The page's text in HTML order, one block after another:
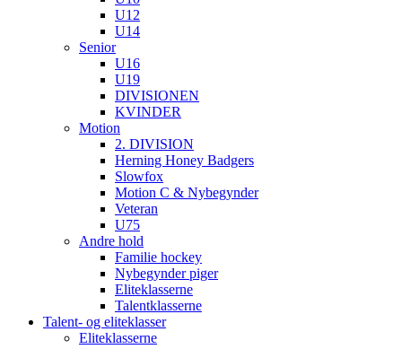
U12
U14
Senior
U16
U19
DIVISIONEN
KVINDER
Motion
2. DIVISION
Herning Honey Badgers
Slowfox
Motion C & Nybegynder
Veteran
U75
Andre hold
Familie hockey
Nybegynder piger
Eliteklasserne
Talentklasserne
Talent- og eliteklasser
Eliteklasserne